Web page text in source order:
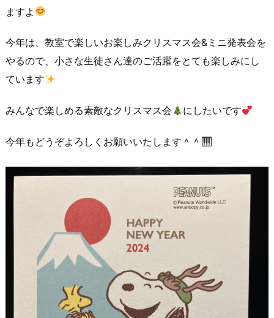
ますよ
今年は、教室で楽しいお楽しみクリスマス会&ミニ発表会を
やるので、小さな生徒さん達のご活躍をとても楽しみにし
ています
みんなで楽しめる素敵なクリスマス会 にしたいです
今年もどうぞよろしくお願いいたします＾＾